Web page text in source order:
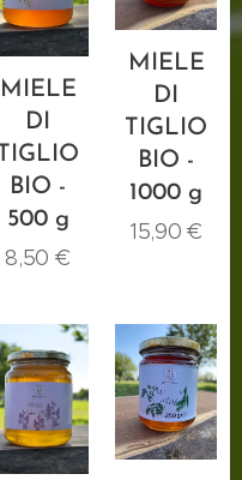
MIELE
DI
TIGLIO
BIO -
500 g
8,50 €
MIELE
DI
TIGLIO
BIO -
1000 g
15,90 €